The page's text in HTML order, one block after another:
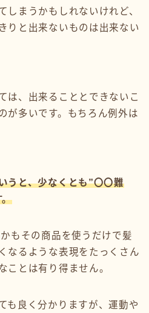
しまうかもしれないけれど、
りと出来ないものは出来ない
は、出来ることとできないこ
が多いです。もちろん例外は
うと、少なくとも”〇〇難
。
もその商品を使うだけで髪
なるような表現をたっくさん
ことは有り得ません。
も良く分かりますが、運動や